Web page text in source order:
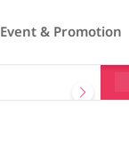
Event & Promotion